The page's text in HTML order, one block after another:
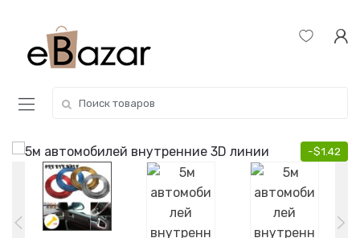
navigation
content
for:
-$1.42